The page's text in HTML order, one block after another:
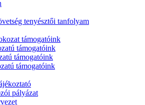
tenyésztői tanfolyam
támogatóink
támogatóink
támogatóink
támogatóink
pályázat